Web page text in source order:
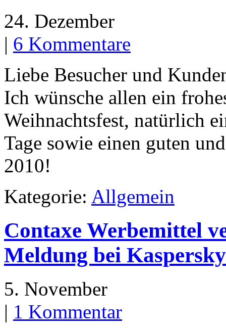
24. Dezember
| 6 Kommentare
Liebe Besucher und
Ich wünsche allen ein
Weihnachtsfest, natürlich
Tage sowie einen guten
2010!
Kategorie: Allgemein
Contaxe Werbemittel
Meldung bei
5. November
| 1 Kommentar